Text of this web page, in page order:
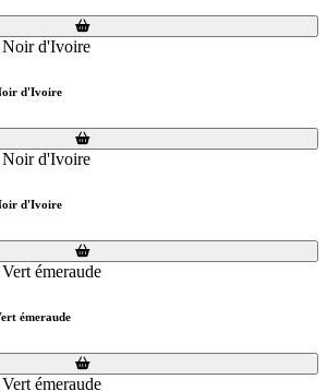
d'Ivoire
d'Ivoire
émeraude